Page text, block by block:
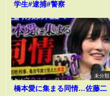
学生#逮捕#警察
未分類
橋本愛に集まる同情…佐藤二